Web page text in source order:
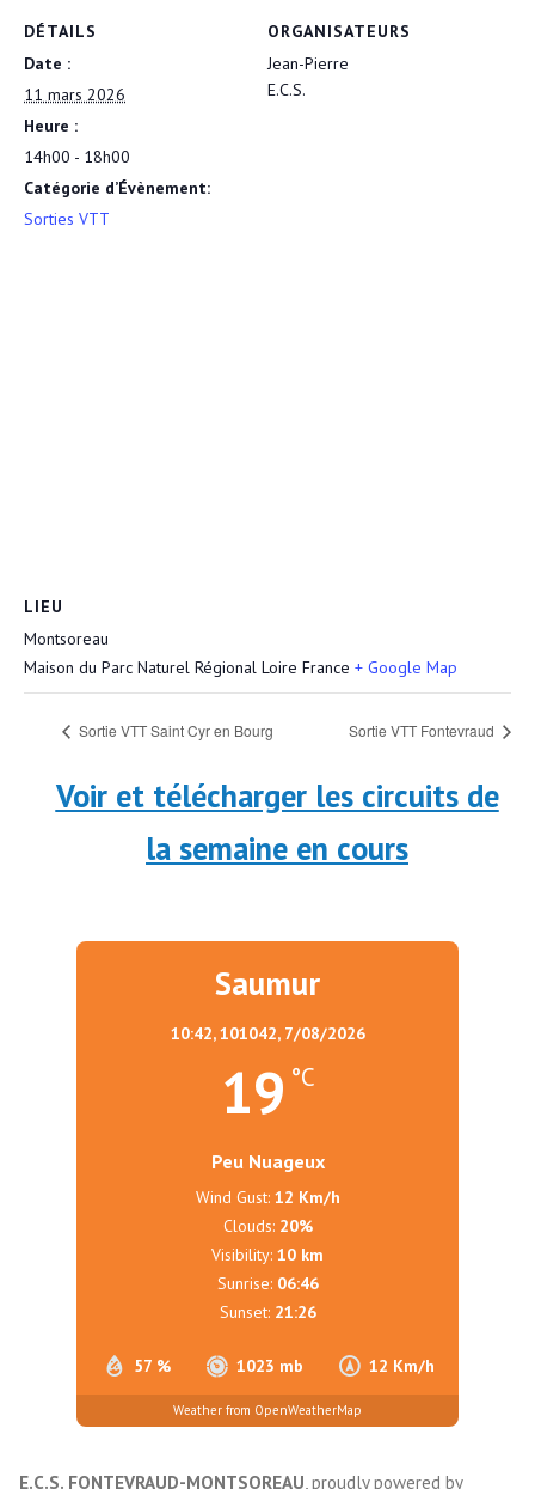
DÉTAILS
Date :
11 mars 2026
Heure :
14h00 - 18h00
Catégorie d’Évènement:
Sorties VTT
ORGANISATEURS
Jean-Pierre
E.C.S.
LIEU
Montsoreau
Maison du Parc Naturel Régional Loire France + Google Map
Sortie VTT Saint Cyr en Bourg Sortie VTT Fontevraud
Voir et télécharger les circuits de
la semaine en cours
Saumur
10:42,101042, 7/08/2026
19 °C
Peu Nuageux
57 % 1023 mb 12 Km/h
Wind Gust: 12 Km/h
Clouds: 20%
Visibility: 10 km
Sunrise: 06:46
Sunset: 21:26
Weather from OpenWeatherMap
E.C.S. FONTEVRAUD-MONTSOREAU proudly powered by